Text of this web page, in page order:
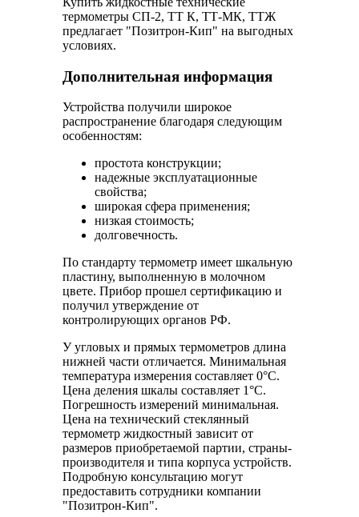
термометры СП-2, ТТ К, ТТ-МК, ТТЖ
предлагает "Позитрон-Кип" на выгодных
условиях.
Дополнительная информация
Устройства получили широкое
распространение благодаря следующим
особенностям:
простота конструкции;
надежные эксплуатационные
свойства;
широкая сфера применения;
низкая стоимость;
долговечность.
По стандарту термометр имеет шкальную
пластину, выполненную в молочном
цвете. Прибор прошел сертификацию и
получил утверждение от
контролирующих органов РФ.
У угловых и прямых термометров длина
нижней части отличается. Минимальная
температура измерения составляет 0°С.
Цена деления шкалы составляет 1°С.
Погрешность измерений минимальная.
Цена на технический стеклянный
термометр жидкостный зависит от
размеров приобретаемой партии, страны-
производителя и типа корпуса устройств.
Подробную консультацию могут
предоставить сотрудники компании
"Позитрон-Кип".